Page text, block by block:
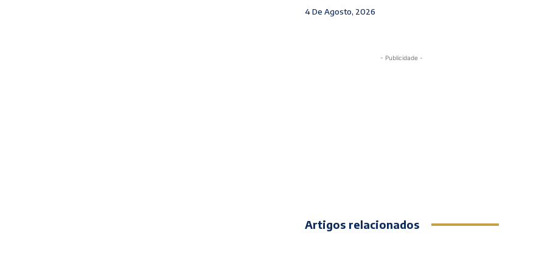
4 De Agosto, 2026
- Publicidade -
Artigos relacionados